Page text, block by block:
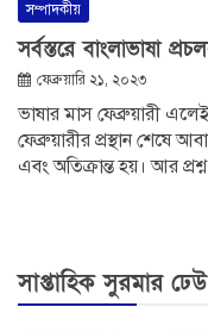
সম্পাদকীয়
সর্বস্তরে বাংলাভাষা
ফেব্রুয়ারি ২১, ২০২৩
ভাষার মাস ফেব্রুয়ারী
ফেব্রুয়ারীর প্রস্থান শেষে
এবং অতিক্রান্ত হয়। আর প্রশ্ন
সাপ্তাহিক সুরমার